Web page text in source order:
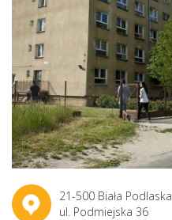
21-500 Biała Podlaska
ul. Podmiejska 36